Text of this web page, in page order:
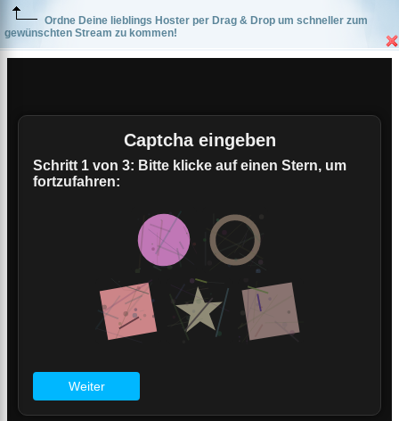
Ordne Deine lieblings Hoster per Drag & Drop um schneller zum
gewünschten Stream zu kommen!